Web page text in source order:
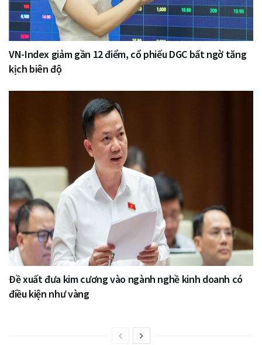
VN-Index giảm gần 12 điểm, cổ phiếu DGC bất ngờ tăng
kịch biên độ
Đề xuất đưa kim cương vào ngành nghề kinh doanh có
điều kiện như vàng